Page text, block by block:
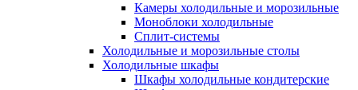
Камеры холодильные и морозильные
Моноблоки холодильные
Сплит-системы
Холодильные и морозильные столы
Холодильные шкафы
Шкафы холодильные кондитерские